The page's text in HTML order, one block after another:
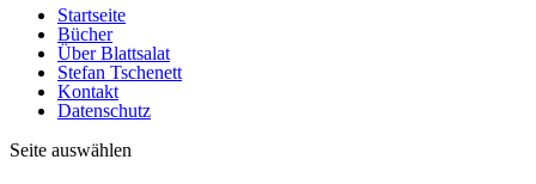
Startseite
Bücher
Über Blattsalat
Stefan Tschenett
Kontakt
Datenschutz
Seite auswählen